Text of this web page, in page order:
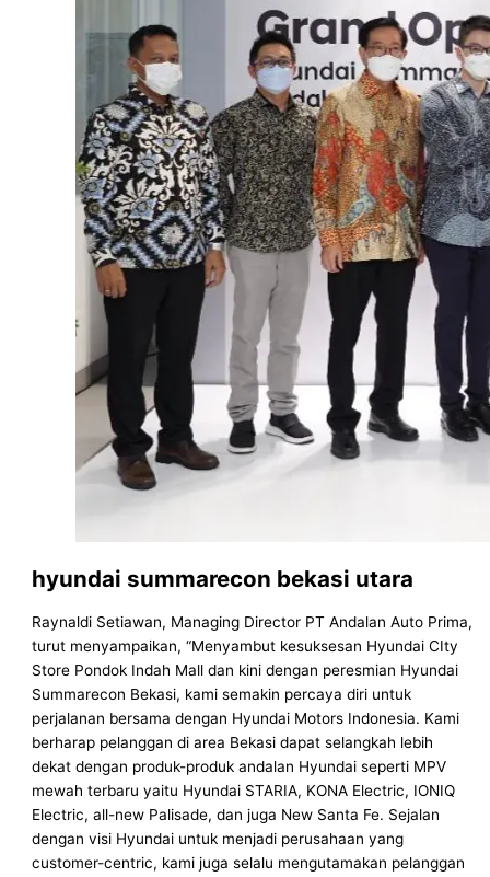
hyundai summarecon bekasi utara
Raynaldi Setiawan, Managing Director PT Andalan Auto Prima,
turut menyampaikan, “Menyambut kesuksesan Hyundai CIty
Store Pondok Indah Mall dan kini dengan peresmian Hyundai
Summarecon Bekasi, kami semakin percaya diri untuk
perjalanan bersama dengan Hyundai Motors Indonesia. Kami
berharap pelanggan di area Bekasi dapat selangkah lebih
dekat dengan produk-produk andalan Hyundai seperti MPV
mewah terbaru yaitu Hyundai STARIA, KONA Electric, IONIQ
Electric, all-new Palisade, dan juga New Santa Fe. Sejalan
dengan visi Hyundai untuk menjadi perusahaan yang
customer-centric, kami juga selalu mengutamakan pelanggan